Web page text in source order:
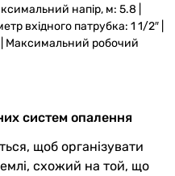
напір, м: 5.8 |
вхідного патрубка: 1 1/2″ |
Максимальний робочий
систем опалення
щоб організувати
схожий на той, що